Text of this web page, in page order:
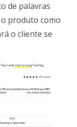
de palavras
produto como
o cliente se